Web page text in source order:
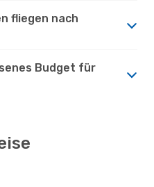
fliegen nach
Budget für